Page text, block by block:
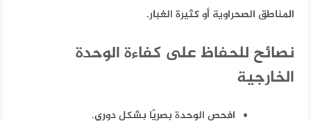
المناطق الصحراوية أو كثيرة الغبار.
نصائح للحفاظ على كفاءة الوحدة
الخارجية
افحص الوحدة بصريًا بشكل دوري.